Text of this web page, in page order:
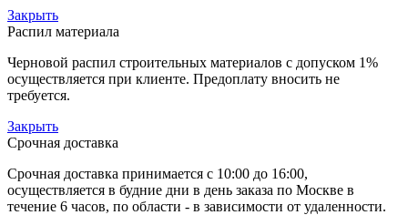
Закрыть
Распил материала
Черновой распил строительных материалов с допуском 1%
осуществляется при клиенте. Предоплату вносить не
требуется.
Закрыть
Срочная доставка
Срочная доставка принимается с 10:00 до 16:00,
осуществляется в будние дни в день заказа по Москве в
течение 6 часов, по области - в зависимости от удаленности.